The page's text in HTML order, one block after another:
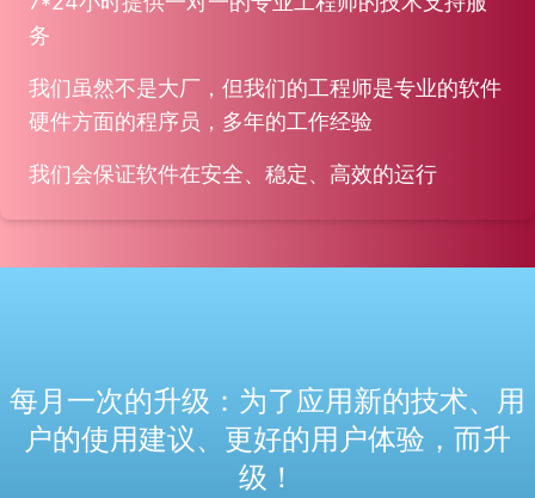
务
我们虽然不是大厂，但我们的工程师是专业的软件
硬件方面的程序员，多年的工作经验
我们会保证软件在安全、稳定、高效的运行
每月一次的升级：为了应用新的技术、用
户的使用建议、更好的用户体验，而升
级！